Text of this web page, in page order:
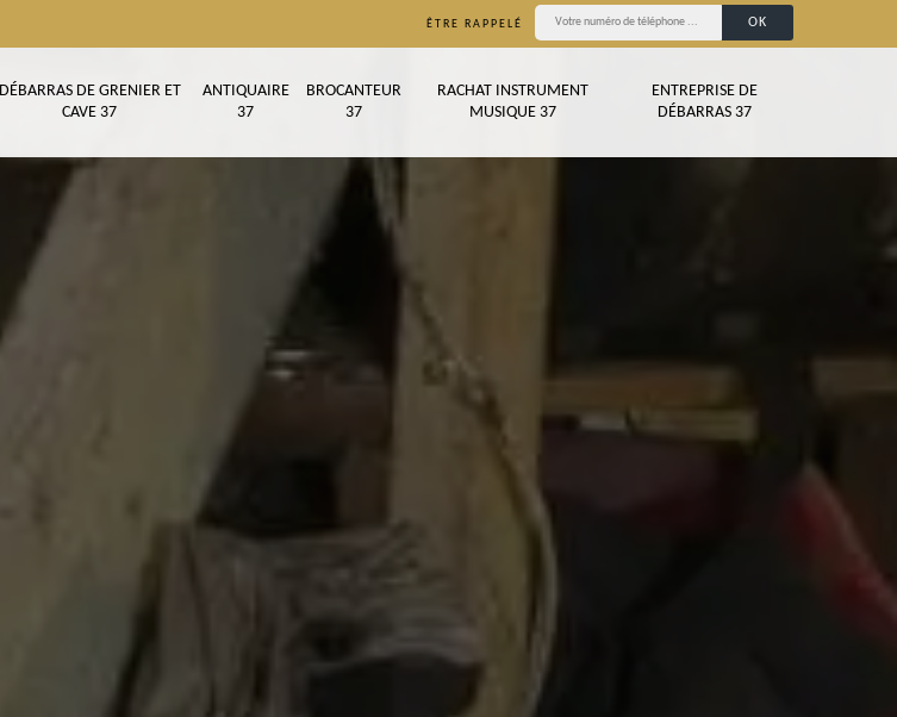
ÊTRE RAPPELÉ
DÉBARRAS DE GRENIER ET
CAVE 37
ANTIQUAIRE
37
BROCANTEUR
37
RACHAT INSTRUMENT
MUSIQUE 37
ENTREPRISE DE
DÉBARRAS 37